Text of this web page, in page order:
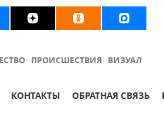
ПРОИСШЕСТВИЯ ВИЗУАЛ
КОНТАКТЫ ОБРАТНАЯ СВЯЗЬ